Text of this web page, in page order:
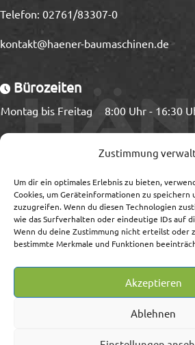
Zustimmung
Um dir ein optimales Erlebnis zu bieten,
Cookies, um Geräteinformationen zu
zuzugreifen. Wenn du diesen Technologien
wie das Surfverhalten oder eindeutige IDs auf
Wenn du deine Zustimmung nicht erteilst oder
bestimmte Merkmale und Funktionen
Akzeptieren
Ablehnen
Telefon: 02761/83307-0
kontakt@haener-baumaschinen.de
Bürozeiten
Montag bis Freitag 8:00 Uhr - 16:30
Montag bis Freitag 8:00 Uhr - 15:00
Information
Impressum/Streitschlichtung
AGB
Lieferung, Versand, Zahlung